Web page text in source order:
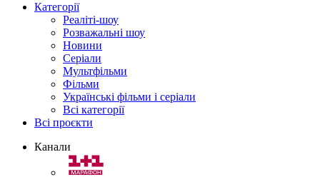
Категорії
Реаліті-шоу
Розважальні шоу
Новини
Серіали
Мультфільми
Фільми
Українські фільми і серіали
Всі категорії
Всі проєкти
Канали